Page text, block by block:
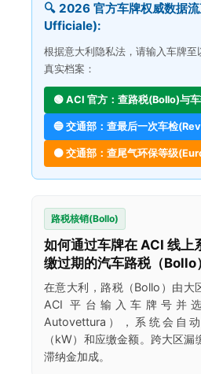
🔍 2026 官方车牌权威数据
Ufficiale):
根据意大利隐私法，请输入车牌
真实档案：
🟢 ACI 官方：查路税(Bollo)与
🔵 交通部：查最后一次车检
🟠 交通部：查尾气环保等级
路税核销(Bollo)
如何通过车牌在 ACI 线上
缴过期的汽车路税（Bollo
在意大利，路税（Bollo）由大
ACI 平台输入车牌号并
Autovettura），系统会自
（kW）和应缴金额。跨大区
滞纳金加成。